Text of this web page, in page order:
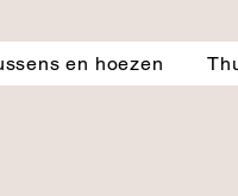
en hoezen